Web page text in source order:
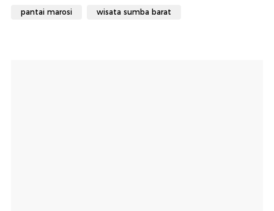
pantai marosi wisata sumba barat